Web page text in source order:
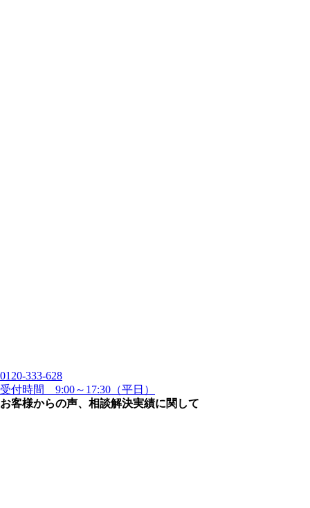
0120-333-628
受付時間 9:00～17:30（平日）
お客様からの声、相談解決実績に関して